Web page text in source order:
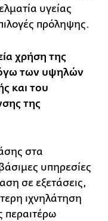
υγείας
πρόληψης.
χρήση της
των υψηλών
και του
της
στα
υπηρεσίες
σε εξετάσεις,
ιχνηλάτηση
περαιτέρω